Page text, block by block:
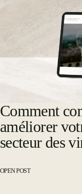
Comment
améliorer
secteur des
OPEN POST